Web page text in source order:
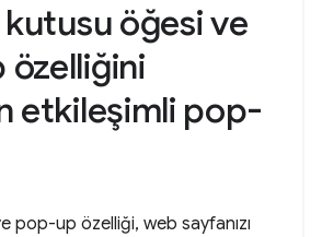
öğesi ve
etkileşimli pop-
pop-up özelliği, web sayfanızı